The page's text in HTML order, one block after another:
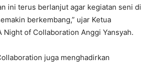
ini terus berlanjut agar kegiatan seni di
berkembang,” ujar Ketua
Night of Collaboration Anggi Yansyah.
juga menghadirkan